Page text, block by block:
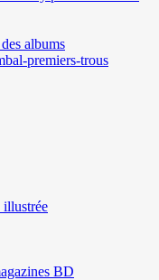
albums
premiers-trous
illustrée
BD